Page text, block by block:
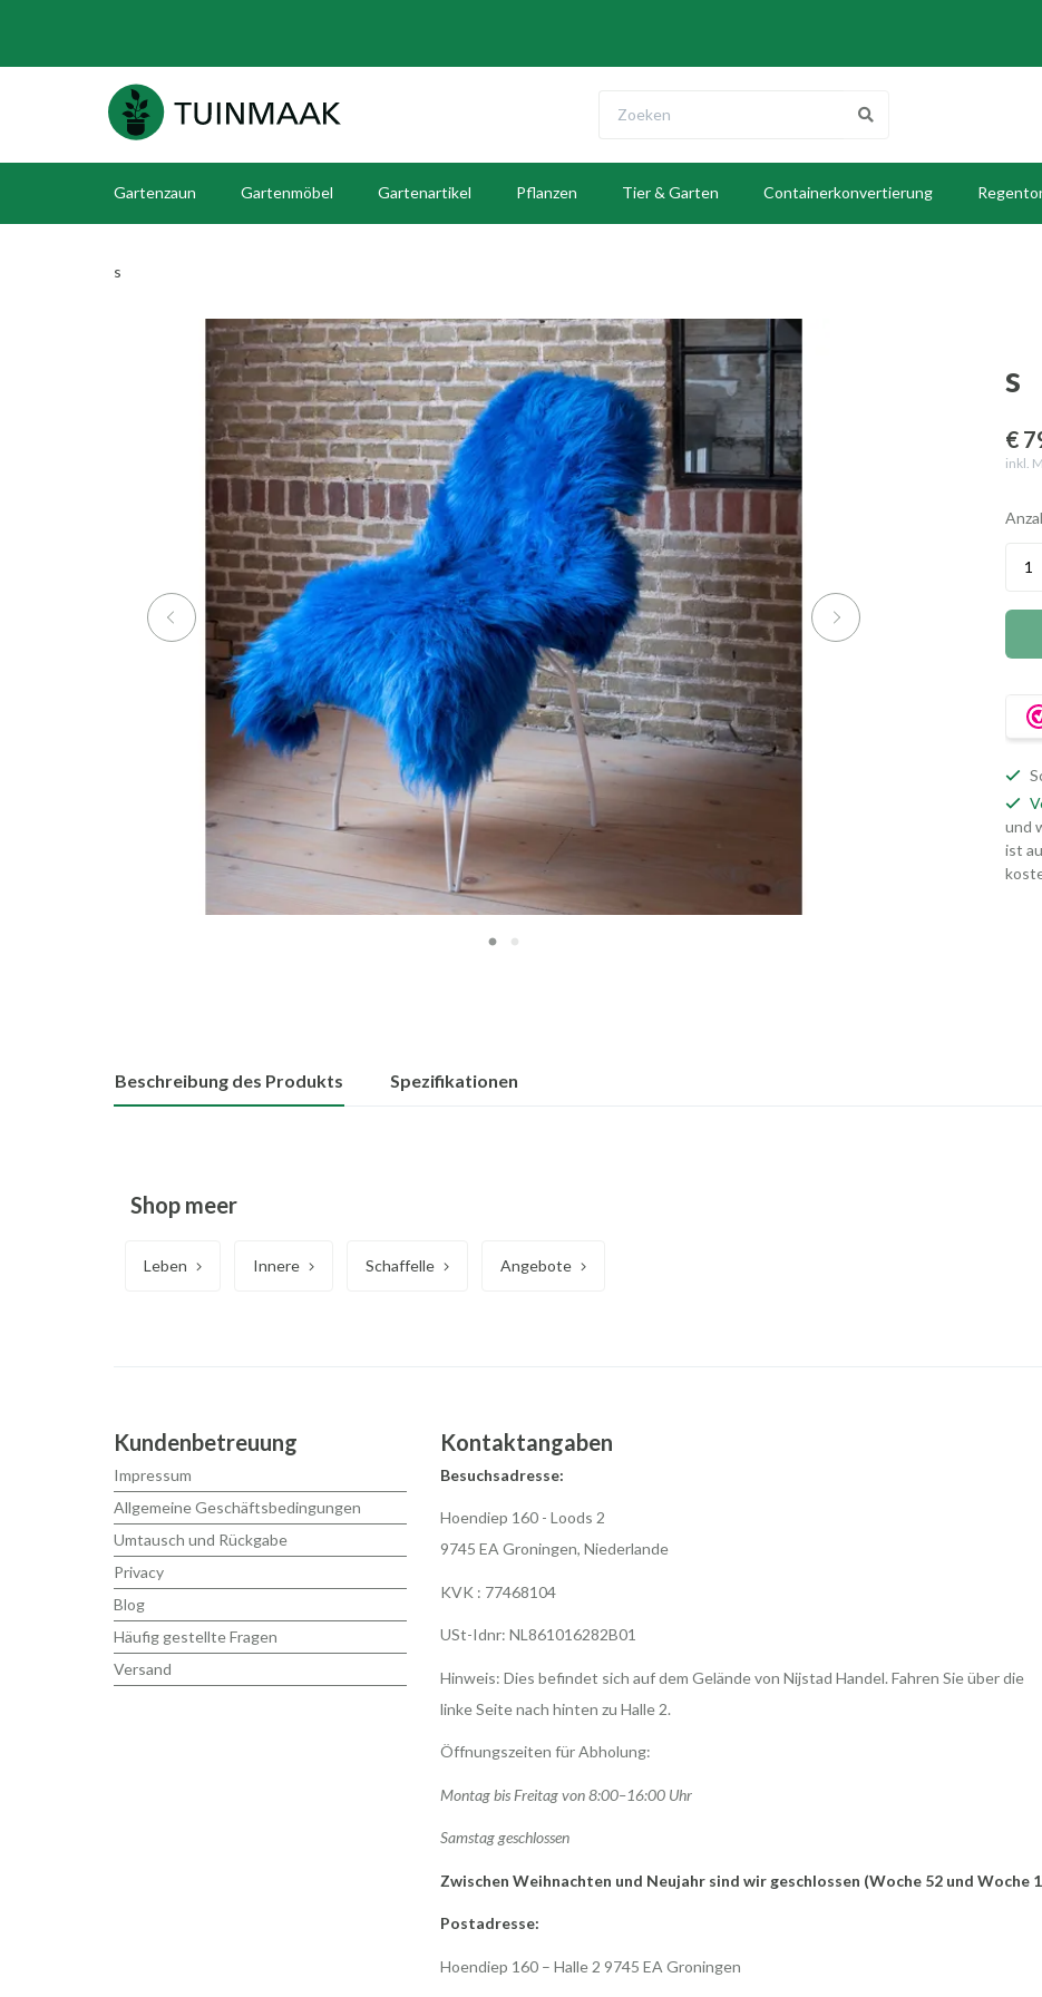
Gartenzaun Gartenmöbel Gartenartikel Pflanzen Tier & Garten Containerkonvertierung
s
s
€
inkl.
und
ist
Beschreibung des Produkts Spezifikationen
Shop meer
Leben Innere Schaffelle Angebote
Kundenbetreuung
Impressum
Allgemeine Geschäftsbedingungen
Umtausch und Rückgabe
Privacy
Blog
Häufig gestellte Fragen
Versand
Kontaktangaben
Besuchsadresse:
Hoendiep 160 - Loods 2
9745 EA Groningen, Niederlande
KVK : 77468104
USt-Idnr: NL861016282B01
Hinweis: Dies befindet sich auf dem Gelände von Nijstad Handel. Fahren Sie über die
linke Seite nach hinten zu Halle 2.
Öffnungszeiten für Abholung:
Montag bis Freitag von 8:00–16:00 Uhr
Samstag geschlossen
Zwischen Weihnachten und Neujahr sind wir geschlossen (Woche 52 und Woche
Postadresse:
Hoendiep 160 – Halle 2 9745 EA Groningen